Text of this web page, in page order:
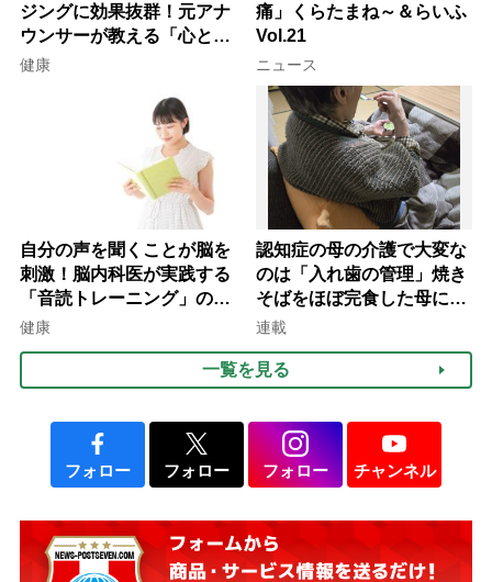
ジングに効果抜群！元アナ
ウンサーが教える「心と体
を元気にする音読の習慣」
健康
痛」くらたまね～＆らいふ
Vol.21
ニュース
自分の声を聞くことが脳を
刺激！脳内科医が実践する
「音読トレーニング」の極
意
健康
認知症の母の介護で大変な
のは「入れ歯の管理」焼き
そばをほぼ完食した母に息
子が血の気が引いた理由
連載
一覧を見る
フォロー フォロー フォロー チャンネル